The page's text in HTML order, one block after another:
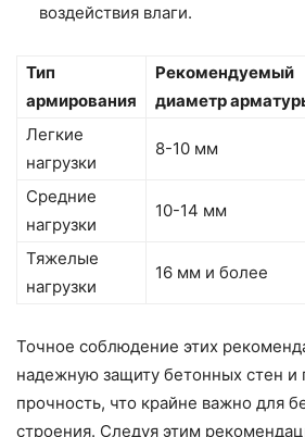
воздействия влаги.
Тип
армирования
Рекомендуемый
диаметр
Легкие
нагрузки
8-10 мм
Средние
нагрузки
10-14 мм
Тяжелые
нагрузки
16 мм и более
Точное соблюдение этих
надежную защиту бетонных стен и
прочность, что крайне важно для
строения. Следуя этим